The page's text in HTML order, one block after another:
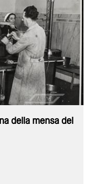
della mensa del